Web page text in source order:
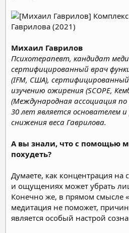
Михаил Гаврилов
Психотерапевт, кандидат
сертифицированный врач
(IFM, США),
изучению ожирения (SCOPE,
(Международная ассоциация
30 лет является основателем
снижения веса Гаврилова.
А вы знали, что с помощью
похудеть?
Думаете, как концентрация на
и ощущениях может убрать
Конечно же, в прямом смысле
медитация не поможет,
является особый настрой